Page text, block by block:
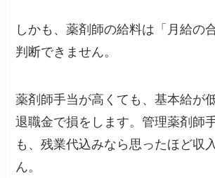
しかも、薬剤師の給料は「月給の
判断できません。
薬剤師手当が高くても、基本給が
退職金で損をします。管理薬剤師
も、残業代込みなら思ったほど収
ん。